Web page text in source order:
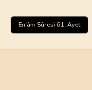
En'âm Sûresi 61. Ayet